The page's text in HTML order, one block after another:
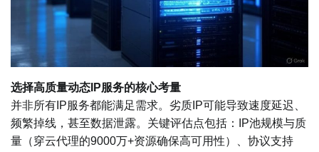
选择高质量动态IP服务的核心考量
并非所有IP服务都能满足需求。劣质IP可能导致速度延迟、
频繁掉线，甚至数据泄露。关键评估点包括：IP池规模与质
量（穿云代理的9000万+资源确保高可用性）、协议支持